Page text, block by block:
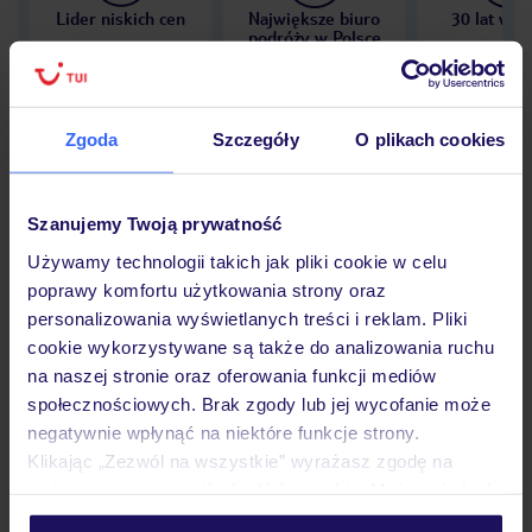
Zgoda Szczegóły O plikach cookies
Szanujemy Twoją prywatność
Używamy technologii takich jak pliki cookie w celu
poprawy komfortu użytkowania strony oraz
personalizowania wyświetlanych treści i reklam. Pliki
cookie wykorzystywane są także do analizowania ruchu
na naszej stronie oraz oferowania funkcji mediów
społecznościowych. Brak zgody lub jej wycofanie może
negatywnie wpłynąć na niektóre funkcje strony.
Klikając „Zezwól na wszystkie” wyrażasz zgodę na
personalizować swój wybór wchodząc w zakładkę
Lider niskich cen
Największe biuro
podróży w Polsce
30 lat w
Opinie
Pokoje
Wyżywienie